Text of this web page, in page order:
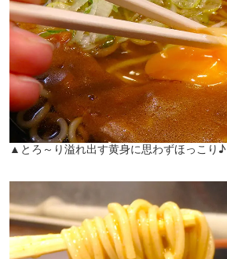
▲とろ～り溢れ出す黄身に思わずほっこり♪